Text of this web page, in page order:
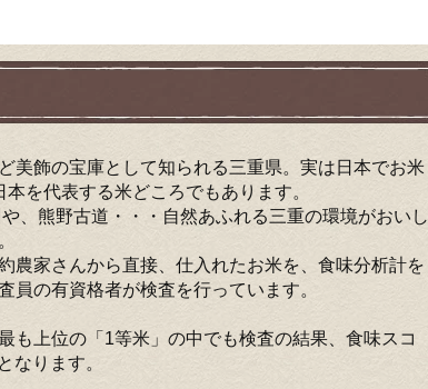
美飾の宝庫として知られる三重県。実は日本でお米
を代表する米どころでもあります。
、熊野古道・・・自然あふれる三重の環境がおいし
農家さんから直接、仕入れたお米を、食味分析計を
員の有資格者が検査を行っています。
も上位の「1等米」の中でも検査の結果、食味スコ
なります。